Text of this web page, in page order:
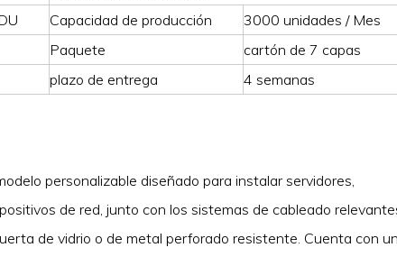
Capacidad de producción
3000 unidades / Mes
Paquete
cartón de 7 capas
plazo de entrega 4 semanas
personalizable diseñado para instalar servidores,
de red, junto con los sistemas de cableado
de vidrio o de metal perforado resistente. Cuenta con